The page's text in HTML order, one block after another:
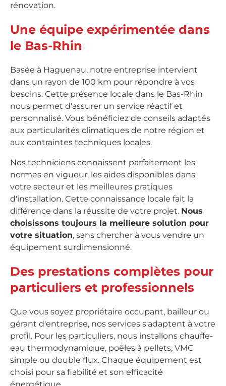
rénovation.
Une équipe expérimentée dans
le Bas-Rhin
Basée à Haguenau, notre entreprise intervient
dans un rayon de 100 km pour répondre à vos
besoins. Cette présence locale dans le Bas-Rhin
nous permet d'assurer un service réactif et
personnalisé. Vous bénéficiez de conseils adaptés
aux particularités climatiques de notre région et
aux contraintes techniques locales.
Nos techniciens connaissent parfaitement les
normes en vigueur, les aides disponibles dans
votre secteur et les meilleures pratiques
d'installation. Cette connaissance locale fait la
différence dans la réussite de votre projet. Nous
choisissons toujours la meilleure solution pour
votre situation, sans chercher à vous vendre un
équipement surdimensionné.
Des prestations complètes pour
particuliers et professionnels
Que vous soyez propriétaire occupant, bailleur ou
gérant d'entreprise, nos services s'adaptent à votre
profil. Pour les particuliers, nous installons chauffe-
eau thermodynamique, poêles à pellets, VMC
simple ou double flux. Chaque équipement est
choisi pour sa fiabilité et son efficacité